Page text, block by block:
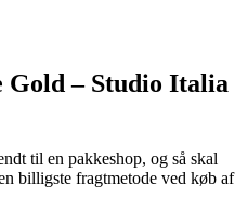
Gold – Studio Italia
til en pakkeshop, og så skal
billigste fragtmetode ved køb af